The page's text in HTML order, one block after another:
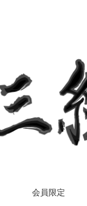
会員限定